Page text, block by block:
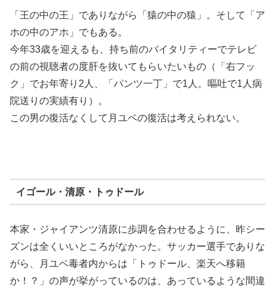
「王の中の王」でありながら「猿の中の猿」。そして「ア
ホの中のアホ」でもある。
今年33歳を迎えるも、持ち前のバイタリティーでテレビ
の前の視聴者の度肝を抜いてもらいたいもの（「右フッ
ク」でお年寄り2人、「パンツ一丁」で1人。嘔吐で1人病
院送りの実績有り）。
この男の復活なくして月ユベの復活は考えられない。
イゴール・清原・トゥドール
本家・ジャイアンツ清原に歩調を合わせるように、昨シー
ズンは全くいいところがなかった。サッカー選手でありな
がら、月ユベ毒者内からは「トゥドール、楽天へ移籍
か！？」の声が挙がっているのは、あっているような間違